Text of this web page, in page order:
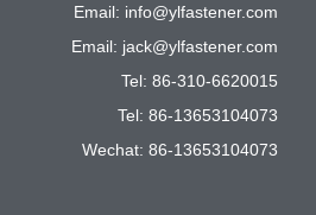
Email:info@ylfastener.com
Email:jack@ylfastener.com
Tel: 86-310-6620015
Tel: 86-13653104073
Wechat: 86-13653104073